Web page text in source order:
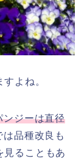
すよね。
ンジーは直径
品種改良も
見ることもあ